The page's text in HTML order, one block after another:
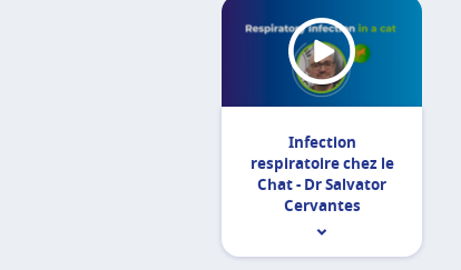
Infection
respiratoire chez le
Chat - Dr Salvator
Cervantes